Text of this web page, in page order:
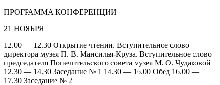
ПРОГРАММА КОНФЕРЕНЦИИ
21 НОЯБРЯ
12.00 — 12.30 Открытие чтений. Вступительное слово
директора музея П. В. Мансилья‑Круза. Вступительное слово
председателя Попечительского совета музея М. О. Чудаковой
12.30 — 14.30 Заседание № 1 14.30 — 16.00 Обед 16.00 —
17.30 Заседание № 2